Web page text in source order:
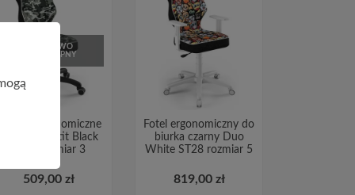
CHWILOWO
NIEDOSTĘPNY
Krzesła ergonomiczne
dla dzieci Petit Black
ST33 rozmiar 3
509,00 zł
Fotel ergonomiczny do
biurka czarny Duo
White ST28 rozmiar 5
819,00 zł